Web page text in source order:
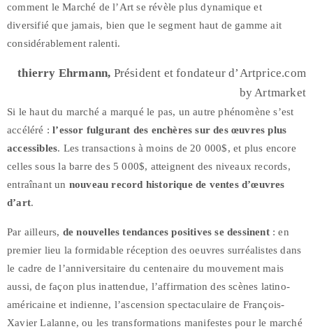
comment le Marché de l’Art se révèle plus dynamique et
diversifié que jamais, bien que le segment haut de gamme ait
considérablement ralenti.
thierry Ehrmann, Président et fondateur d’Artprice.com
by Artmarket
Si le haut du marché a marqué le pas, un autre phénomène s’est
accéléré :l’essor fulgurant des enchères sur des œuvres plus
accessibles. Les transactions à moins de 20 000$, et plus encore
celles sous la barre des 5 000$, atteignent des niveaux records,
entraînant un nouveau record historique de ventes d’œuvres
d’art.
Par ailleurs, de nouvelles tendances positives se dessinent : en
premier lieu la formidable réception des oeuvres surréalistes dans
le cadre de l’anniversitaire du centenaire du mouvement mais
aussi, de façon plus inattendue, l’affirmation des scènes latino-
américaine et indienne, l’ascension spectaculaire de François-
Xavier Lalanne, ou les transformations manifestes pour le marché